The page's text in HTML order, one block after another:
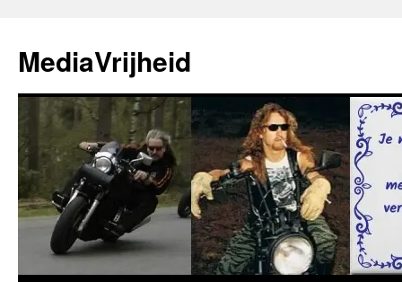
de
inhoud
MediaVrijheid